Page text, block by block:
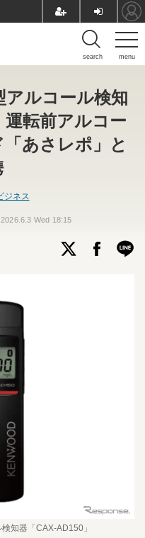
menu
search
ルコール検知
運転前アルコー
あさレポ」と
ジネス
2026.6.3 Wed 18:15
知器「CAX-AD150」